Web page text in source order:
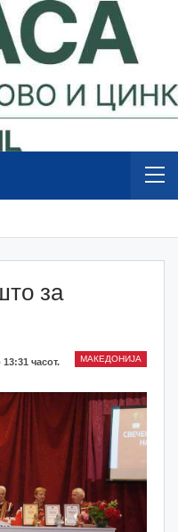
за
МАКЕДОНИЈА
часот.